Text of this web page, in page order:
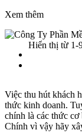
Xem thêm
Hiển thị từ 1-
Việc thu hút khách
thức kinh doanh.
chính là các thức cơ
Chính vì vậy hãy